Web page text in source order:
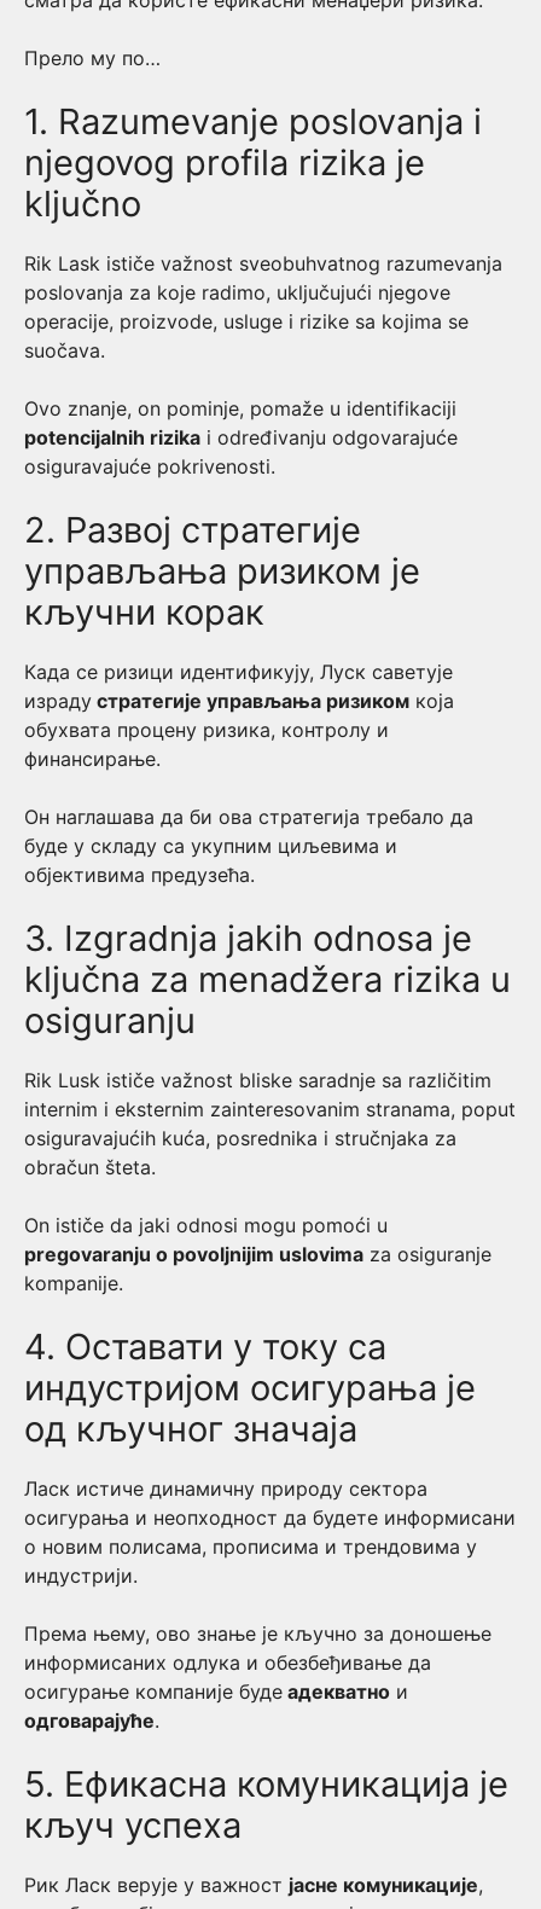
Прело му по…
1. Razumevanje poslovanja i
njegovog profila rizika je
ključno
Rik Lask ističe važnost sveobuhvatnog razumevanja
poslovanja za koje radimo, uključujući njegove
operacije, proizvode, usluge i rizike sa kojima se
suočava.
Ovo znanje, on pominje, pomaže u identifikaciji
potencijalnih rizika i određivanju odgovarajuće
osiguravajuće pokrivenosti.
2. Развој стратегије
управљања ризиком је
кључни корак
Када се ризици идентификују, Луск саветује
израду стратегије управљања ризиком која
обухвата процену ризика, контролу и
финансирање.
Он наглашава да би ова стратегија требало да
буде у складу са укупним циљевима и
објективима предузећа.
3. Izgradnja jakih odnosa je
ključna za menadžera rizika u
osiguranju
Rik Lusk ističe važnost bliske saradnje sa različitim
internim i eksternim zainteresovanim stranama, poput
osiguravajućih kuća, posrednika i stručnjaka za
obračun šteta.
On ističe da jaki odnosi mogu pomoći u
pregovaranju o povoljnijim uslovima za osiguranje
kompanije.
4. Оставати у току са
индустријом осигурања је
од кључног значаја
Ласк истиче динамичну природу сектора
осигурања и неопходност да будете информисани
о новим полисама, прописима и трендовима у
индустрији.
Према њему, ово знање је кључно за доношење
информисаних одлука и обезбеђивање да
осигурање компаније буде адекватно и
одговарајуће.
5. Ефикасна комуникација је
кључ успеха
Рик Ласк верује у важност јасне комуникације,